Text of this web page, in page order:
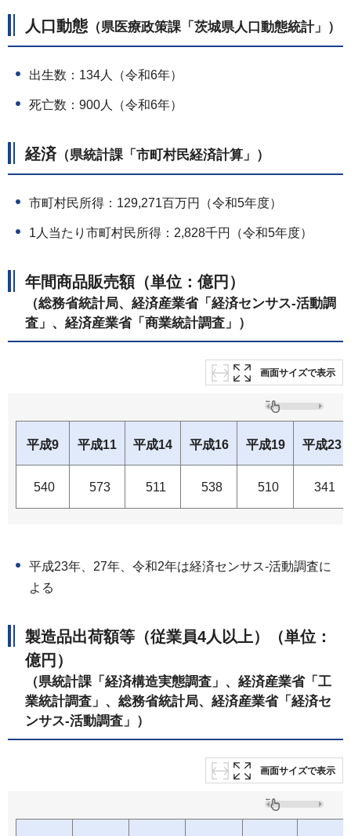
人口動態 （県医療政策課「茨城県人口動態統計」）
出生数：134人（令和6年）
死亡数：900人（令和6年）
経済（県統計課「市町村民経済計算」）
市町村民所得：129,271百万円（令和5年度）
1人当たり市町村民所得：2,828千円（令和5年度）
年間商品販売額（単位：億円）
（総務省統計局、経済産業省「経済センサス-活動調
査」、経済産業省「商業統計調査」）
画面サイズで表示
平成9 平成11 平成14 平成16 平成19 平成23
540 573 511 538 510 341
平成23年、27年、令和2年は経済センサス-活動調査に
よる
製造品出荷額等（従業員4人以上）（単位：
億円）
（県統計課「経済構造実態調査」、経済産業省「工
業統計調査」、総務省統計局、経済産業省「経済セ
ンサス-活動調査」）
画面サイズで表示